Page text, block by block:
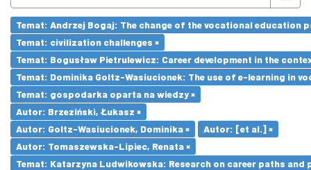
Temat: Andrzej Bogaj: The change of the vocational education
Temat: civilization challenges ×
Temat: Bogusław Pietrulewicz: Career development in the
Temat: Dominika Goltz-Wasiucionek: The use of e-learning in
Temat: gospodarka oparta na wiedzy ×
Autor: Brzeziński, Łukasz ×
Autor: Goltz-Wasiucionek, Dominika ×
Autor: [et al.] ×
Autor: Tomaszewska-Lipiec, Renata ×
Temat: Katarzyna Ludwikowska: Research on career paths